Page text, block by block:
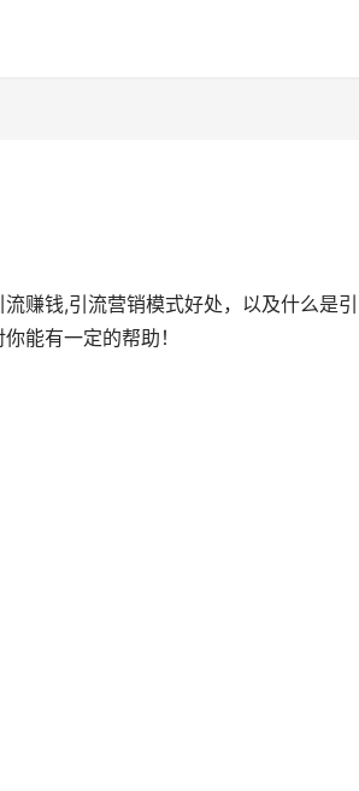
赚钱,引流营销模式好处，以及什么是引
能有一定的帮助！